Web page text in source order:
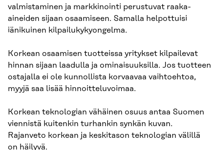
valmistaminen ja markkinointi perustuvat raaka-
aineiden sijaan osaamiseen. Samalla helpottuisi
iänikuinen kilpailukykyongelma.
Korkean osaamisen tuotteissa yritykset kilpailevat
hinnan sijaan laadulla ja ominaisuuksilla. Jos tuotteen
ostajalla ei ole kunnollista korvaavaa vaihtoehtoa,
myyjä saa lisää hinnoitteluvoimaa.
Korkean teknologian vähäinen osuus antaa Suomen
viennistä kuitenkin turhankin synkän kuvan.
Rajanveto korkean ja keskitason teknologian välillä
on häilyvä.